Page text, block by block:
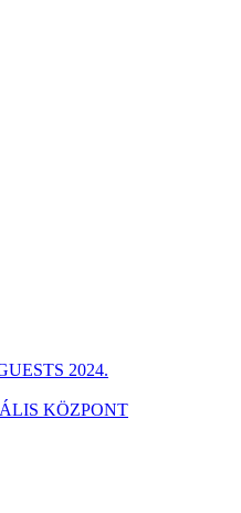
2024.
KÖZPONT